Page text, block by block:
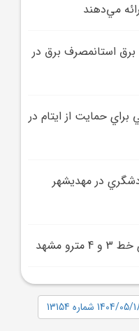
مي‌دهند
استانمصرف برق در
براي حمايت از ايتام در
در مهديشهر
مشهد